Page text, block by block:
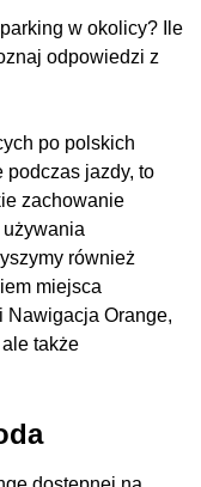
w okolicy? Ile
odpowiedzi z
po polskich
podczas jazdy, to
zachowanie
używania
również
miejsca
Nawigacja Orange,
także